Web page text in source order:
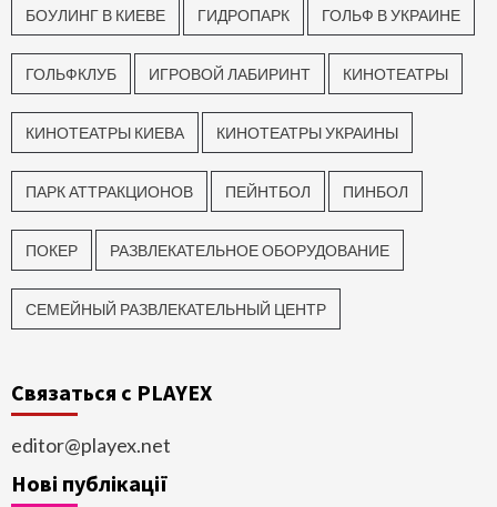
БОУЛИНГ В КИЕВЕ ГИДРОПАРК ГОЛЬФ В УКРАИНЕ
ГОЛЬФКЛУБ ИГРОВОЙ ЛАБИРИНТ КИНОТЕАТРЫ
КИНОТЕАТРЫ КИЕВА КИНОТЕАТРЫ УКРАИНЫ
ПАРК АТТРАКЦИОНОВ ПЕЙНТБОЛ ПИНБОЛ
ПОКЕР РАЗВЛЕКАТЕЛЬНОЕ ОБОРУДОВАНИЕ
СЕМЕЙНЫЙ РАЗВЛЕКАТЕЛЬНЫЙ ЦЕНТР
Связаться с PLAYEX
editor@playex.net
Нові публікації